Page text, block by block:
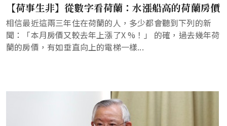
【荷事生非】從數字看荷蘭：水漲船高的荷蘭房價
相信最近這兩三年住在荷蘭的人，多少都會聽到下列的新
聞：「本月房價又較去年上漲了X %！」 的確，過去幾年荷
蘭的房價，有如垂直向上的電梯一樣...